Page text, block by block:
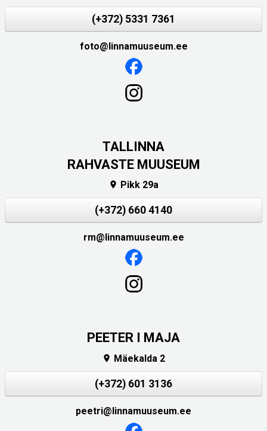
(+372) 5331 7361
foto@linnamuuseum.ee
TALLINNA
RAHVASTE MUUSEUM
 Pikk 29a
(+372) 660 4140
rm@linnamuuseum.ee
PEETER I MAJA
 Mäekalda 2
(+372) 601 3136
peetri@linnamuuseum.ee